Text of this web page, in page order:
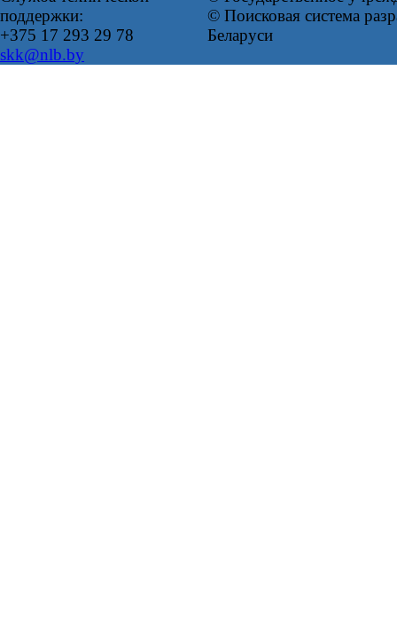
поддержки:
+375 17 293 29 78
skk@nlb.by
© Поисковая система
Беларуси